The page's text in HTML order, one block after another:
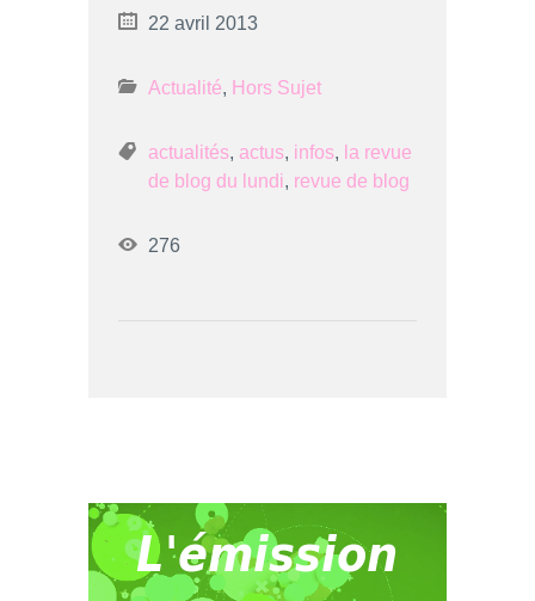
22 avril 2013
Actualité, Hors Sujet
actualités, actus, infos, la revue
de blog du lundi, revue de blog
276